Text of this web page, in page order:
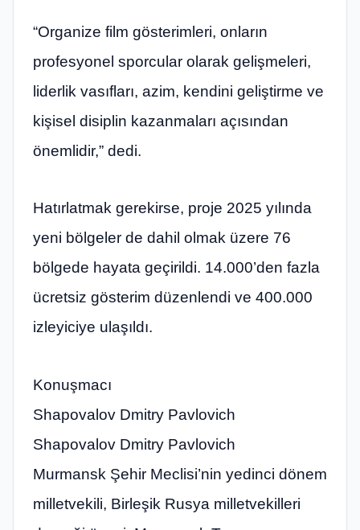
“Organize film gösterimleri, onların
profesyonel sporcular olarak gelişmeleri,
liderlik vasıfları, azim, kendini geliştirme ve
kişisel disiplin kazanmaları açısından
önemlidir,” dedi.
Hatırlatmak gerekirse, proje 2025 yılında
yeni bölgeler de dahil olmak üzere 76
bölgede hayata geçirildi. 14.000’den fazla
ücretsiz gösterim düzenlendi ve 400.000
izleyiciye ulaşıldı.
Konuşmacı
Shapovalov Dmitry Pavlovich
Shapovalov Dmitry Pavlovich
Murmansk Şehir Meclisi’nin yedinci dönem
milletvekili, Birleşik Rusya milletvekilleri